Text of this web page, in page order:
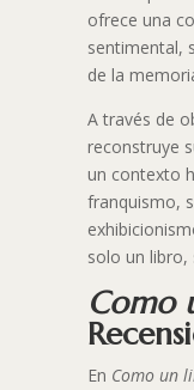
ofrece una
sentimental,
de la
A través de
reconstruye
un contexto
franquismo,
solo un libro,
Como
En Como un